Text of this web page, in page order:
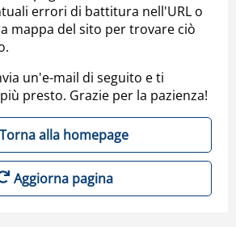
errori di battitura nell'URL o
mappa del sito per trovare ciò
un'e-mail di seguito e ti
presto. Grazie per la pazienza!
Torna alla homepage
Aggiorna pagina